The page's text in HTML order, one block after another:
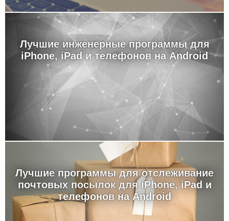
Лучшие инженерные программы для
iPhone, iPad и телефонов на Android
Лучшие программы для отслеживание
почтовых посылок для iPhone, iPad и
телефонов на Android